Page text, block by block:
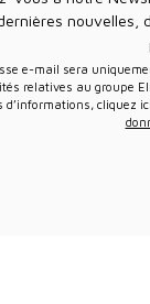
nouvelles,
relatives au groupe
d’informations, cliquez ici